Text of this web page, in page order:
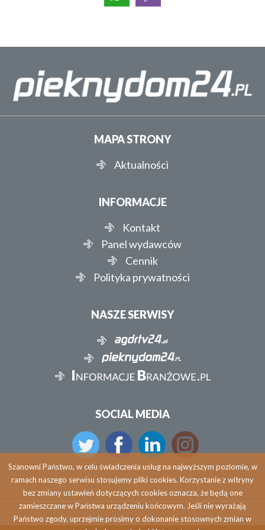
MAPA STRONY
Aktualności
INFORMACJE
Kontakt
Panel wydawców
Cennik
Polityka prywatności
NASZE SERWISY
SOCIAL MEDIA
Szanowni Państwo, w celu świadczenia usług na najwyższym poziomie, w
ramach naszego serwisu stosujemy pliki cookies. Korzystanie z witryny
bez zmiany ustawień dotyczących cookies oznacza, że będą one
zamieszczane w Państwa urządzeniu końcowym. Jeśli nie wyrażają
Państwo zgody, uprzejmie prosimy o dokonanie stosownych zmian w